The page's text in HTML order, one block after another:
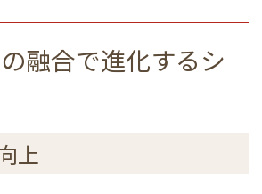
融合で進化するシ
上